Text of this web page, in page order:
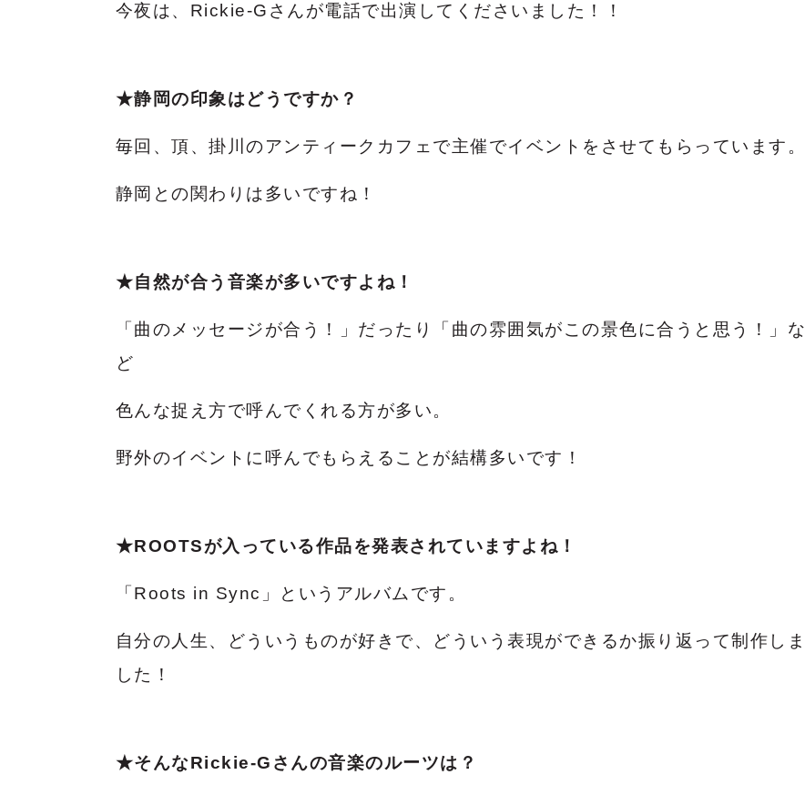
今夜は、Rickie-Gさんが電話で出演してくださいました！！
★静岡の印象はどうですか？
毎回、頂、掛川のアンティークカフェで主催でイベントをさせてもらっています。
静岡との関わりは多いですね！
★自然が合う音楽が多いですよね！
「曲のメッセージが合う！」だったり「曲の雰囲気がこの景色に合うと思う！」な
ど
色んな捉え方で呼んでくれる方が多い。
野外のイベントに呼んでもらえることが結構多いです！
★ROOTSが入っている作品を発表されていますよね！
「Roots in Sync」というアルバムです。
自分の人生、どういうものが好きで、どういう表現ができるか振り返って制作しま
した！
★そんなRickie-Gさんの音楽のルーツは？